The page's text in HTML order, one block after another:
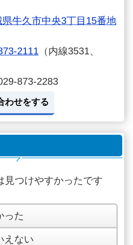
県牛久市中央3丁目15番地
2111 （内線3531、
873-2283
わせをする
見つけやすかったです
った
えない